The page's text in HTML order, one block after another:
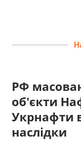
РФ
об'єкти
Укрнафти
наслідки